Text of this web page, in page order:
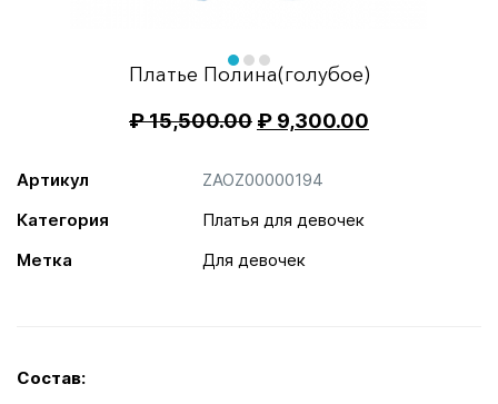
Платье Полина(голубое)
₽15,500.00 ₽ 9,300.00
Артикул
ZAOZ00000194
Категория
Платья для девочек
Метка
Для девочек
Состав:
item
0
item
1
item
2